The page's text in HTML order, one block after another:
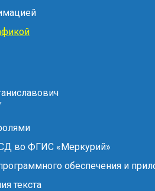
во ФГИС «Меркурий»
обеспечения и
текста